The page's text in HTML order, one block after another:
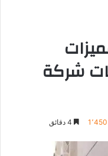
شركة
1٬450